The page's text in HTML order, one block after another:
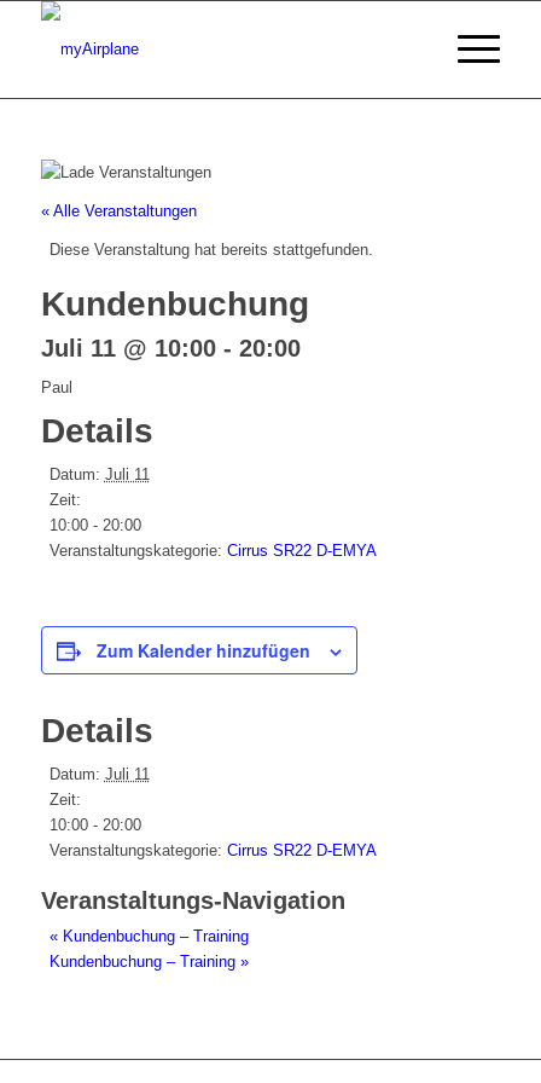
« Alle Veranstaltungen
Diese Veranstaltung hat bereits stattgefunden.
Kundenbuchung
Juli 11 @ 10:00- 20:00
Paul
Details
Datum: Juli 11
Zeit:
10:00 - 20:00
Veranstaltungskategorie: Cirrus SR22 D-EMYA
Zum Kalender hinzufügen
Details
Datum: Juli 11
Zeit:
10:00 - 20:00
Veranstaltungskategorie: Cirrus SR22 D-EMYA
Veranstaltungs-Navigation
«Kundenbuchung – Training
Kundenbuchung – Training »